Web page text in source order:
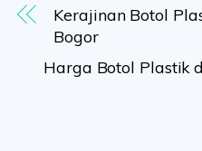
Kerajinan Botol
Bogor
Harga Botol Plastik